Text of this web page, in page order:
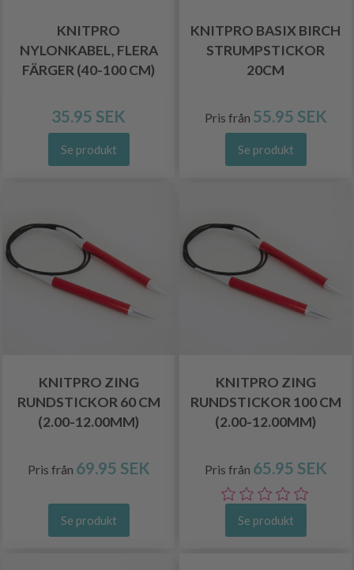
KNITPRO
NYLONKABEL, FLERA
FÄRGER (40-100 CM)
35.95 SEK
Se produkt
KNITPRO BASIX BIRCH
STRUMPSTICKOR
20CM
Pris från 55.95 SEK
Se produkt
KNITPRO ZING
RUNDSTICKOR 60 CM
(2.00-12.00MM)
Pris från 69.95 SEK
Se produkt
KNITPRO ZING
RUNDSTICKOR 100 CM
(2.00-12.00MM)
Pris från 65.95 SEK
Se produkt